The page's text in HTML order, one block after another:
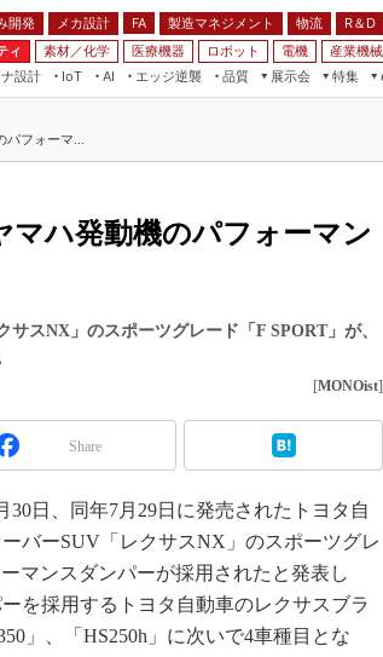
開発 メカ設計 FA 製造マネジメント 物流 R＆D
ィ 素材／化学 医療機器 ロボット 電機 産業機械
設計
IoT
AI
エッジ逆襲 品質
展示会
JIMTOF
IIFES
TECHNO-FRONTIER
スマート工場EXPO
EdgeTech+
AUTOMOTIVE WORLD
産業オープンネット展
特集
VR／AR
フィールドサービス
組み込み画像技術
ISO26262
無償設計ツール
3Dプリンタ
デジタルツインとCAE
FA
パフォーマ...
マハ発動機のパフォーマン
スNX」のスポーツグレード「F SPORT」が、
[MONOist]
Share
日、同年7月29日に発売されたトヨタ自
バーSUV「レクサスNX」のスポーツグレ
マンスダンパーが採用されたと発表し
を採用するトヨタ自動車のレクサスブラ
」、「HS250h」に次いで4車種目とな